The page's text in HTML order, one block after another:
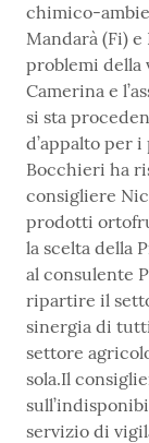
chimico-
Mandarà (Fi)
problemi della
Camerina e
si sta
d’appalto per i
Bocchieri ha
consigliere
prodotti
la scelta della
al consulente
ripartire il
sinergia di
settore
sola.Il
servizio di